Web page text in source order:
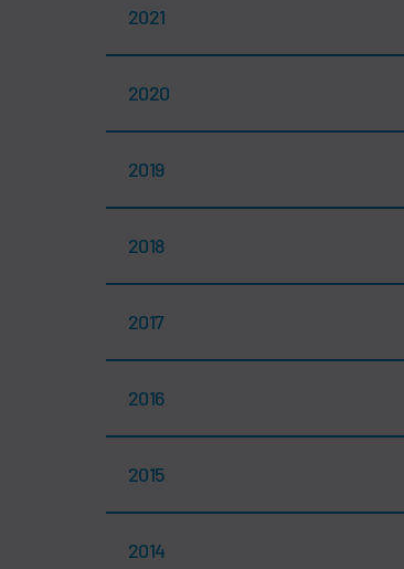
2021
2020
2019
2018
2017
2016
2015
2014